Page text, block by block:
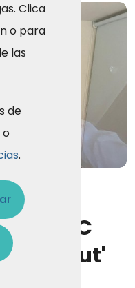
Clica
o para
las
de
o
.
y la UOC
'burnout'